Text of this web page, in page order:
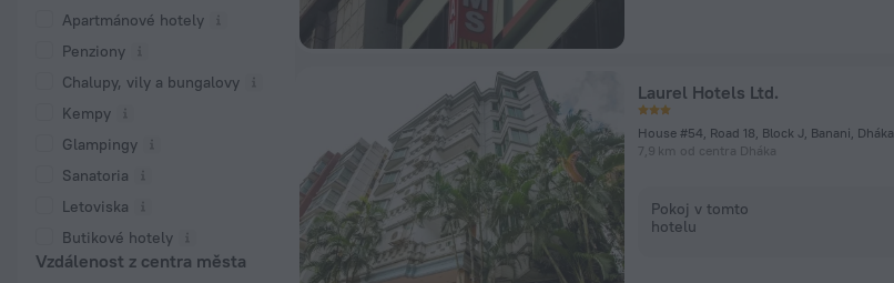
Apartmánové hotely
Penziony
Chalupy, vily a bungalovy
Kempy
Glampingy
Sanatoria
Letoviska
Butikové hotely
Vzdálenost z centra města
Laurel Hotels Ltd.
House #54, Road 18, Block J, Banani, Dháka
7,9 km od centra Dháka
Pokoj v tomto
hotelu